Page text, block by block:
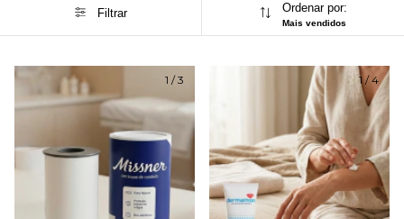
Filtrar Ordenar por:
Mais vendidos
1 /3 1/4